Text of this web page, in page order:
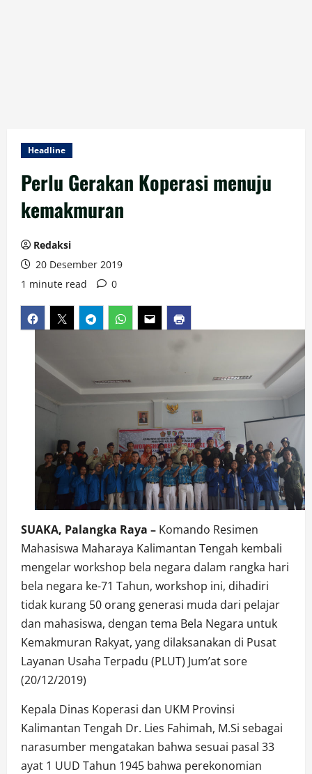
Headline
Perlu Gerakan Koperasi menuju
kemakmuran
Redaksi
20 Desember 2019
1 minute read
0
SUAKA, Palangka Raya – Komando Resimen
Mahasiswa Maharaya Kalimantan Tengah kembali
mengelar workshop bela negara dalam rangka hari
bela negara ke-71 Tahun, workshop ini, dihadiri
tidak kurang 50 orang generasi muda dari pelajar
dan mahasiswa, dengan tema Bela Negara untuk
Kemakmuran Rakyat, yang dilaksanakan di Pusat
Layanan Usaha Terpadu (PLUT) Jum’at sore
(20/12/2019)
Kepala Dinas Koperasi dan UKM Provinsi
Kalimantan Tengah Dr. Lies Fahimah, M.Si sebagai
narasumber mengatakan bahwa sesuai pasal 33
ayat 1 UUD Tahun 1945 bahwa perekonomian